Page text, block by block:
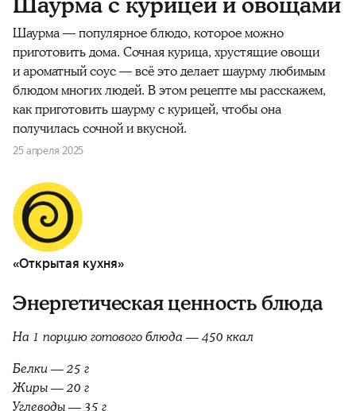
Шаурма — популярное блюдо, которое можно
приготовить дома. Сочная курица, хрустящие овощи
и ароматный соус — всё это делает шаурму любимым
блюдом многих людей. В этом рецепте мы расскажем,
как приготовить шаурму с курицей, чтобы она
получилась сочной и вкусной.
25 апреля 2025
«Открытая кухня»
Энергетическая ценность блюда
На 1 порцию готового блюда — 450 ккал
Белки — 25 г
Жиры — 20 г